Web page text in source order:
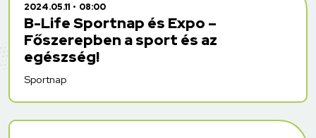
2024.05.11 08:00
B-Life Sportnap és Expo –
Főszerepben a sport és az
egészség!
Sportnap